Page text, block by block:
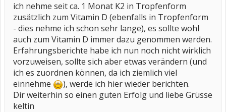
ich nehme seit ca. 1 Monat K2 in Tropfenform
zusätzlich zum Vitamin D (ebenfalls in Tropfenform
- dies nehme ich schon sehr lange), es sollte wohl
auch zum Vitamin D immer dazu genommen werden.
Erfahrungsberichte habe ich nun noch nicht wirklich
vorzuweisen, sollte sich aber etwas verändern (und
ich es zuordnen können, da ich ziemlich viel
einnehme
), werde ich hier wieder berichten.
Dir weiterhin so einen guten Erfolg und liebe Grüsse
keltin